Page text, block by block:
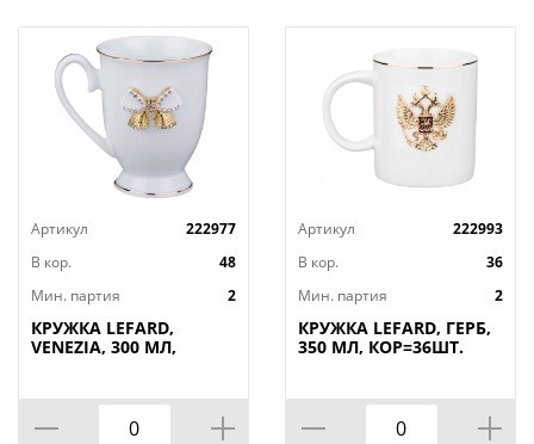
настоящий домашний уют. Не рекомендуется мыть в
посудомоечной машине, запрещено использовать в
микроволновой печи.
Артикул
222977
В кор.
48
Мин. партия
2
КРУЖКА LEFARD,
VENEZIA, 300 МЛ,
Артикул
222993
В кор.
36
Мин. партия
2
КРУЖКА LEFARD, ГЕРБ,
350 МЛ, КОР=36ШТ.